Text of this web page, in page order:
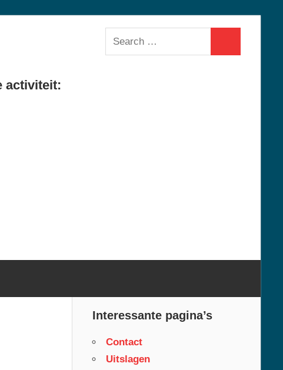
Search
for:
activiteit:
Interessante pagina’s
Contact
Uitslagen